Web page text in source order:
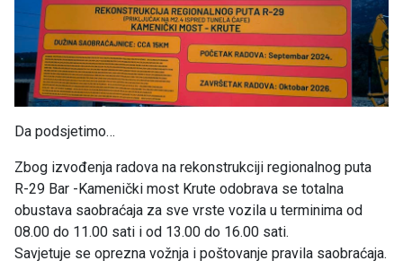
Da podsjetimo…
Zbog izvođenja radova na rekonstrukciji regionalnog puta
R-29 Bar -Kamenički most Krute odobrava se totalna
obustava saobraćaja za sve vrste vozila u terminima od
08.00 do 11.00 sati i od 13.00 do 16.00 sati.
Savjetuje se oprezna vožnja i poštovanje pravila saobraćaja.